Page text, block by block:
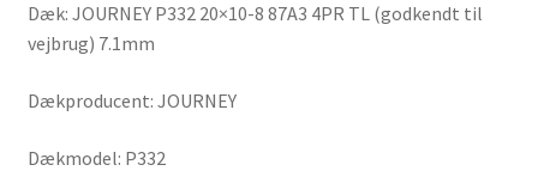
Dæk: JOURNEY P332 20×10-8 87A3 4PR TL (godkendt til
vejbrug) 7.1mm
Dækproducent: JOURNEY
Dækmodel: P332